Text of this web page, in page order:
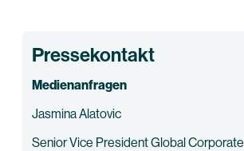
Pressekontakt
Medienanfragen
Jasmina Alatovic
Senior Vice President Global Corporate